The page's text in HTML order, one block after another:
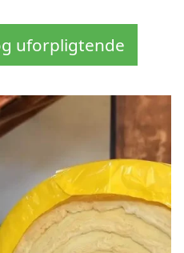
uforpligtende